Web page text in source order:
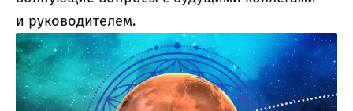
и руководителем.